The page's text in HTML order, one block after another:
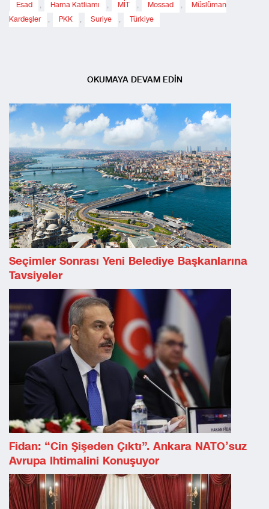
Esad , Hama Katliamı , MİT , Mossad ,
Müslüman
Kardeşler
, PKK , Suriye , Türkiye
OKUMAYA DEVAM EDİN
Seçimler Sonrası Yeni Belediye Başkanlarına
Tavsiyeler
Fidan: “Cin Şişeden Çıktı”. Ankara NATO’suz
Avrupa Ihtimalini Konuşuyor